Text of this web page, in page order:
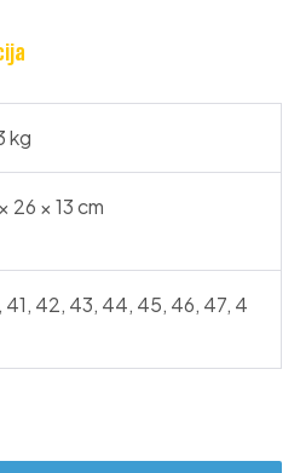
kg
26 × 13 cm
41, 42, 43, 44, 45, 46, 47, 4